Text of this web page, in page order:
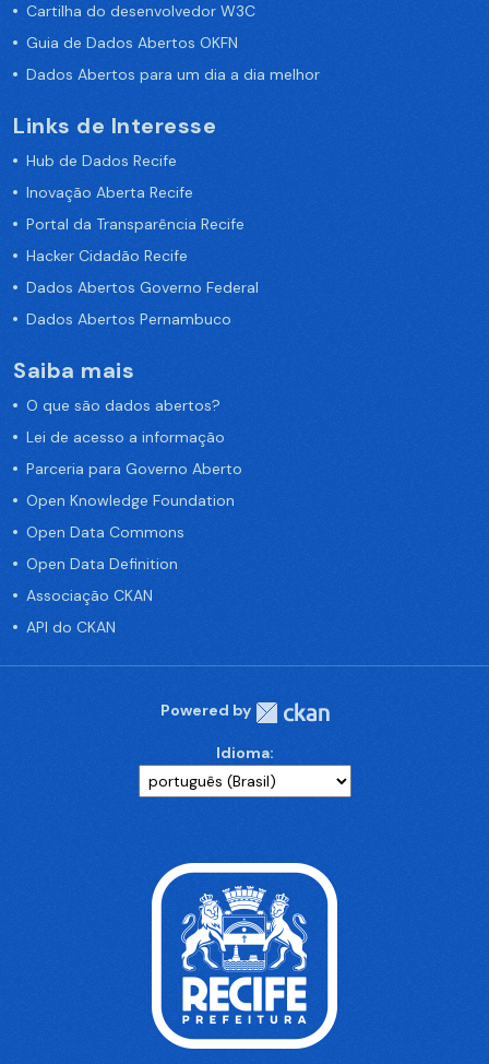
Cartilha do desenvolvedor W3C
Guia de Dados Abertos OKFN
Dados Abertos para um dia a dia melhor
Links de Interesse
Hub de Dados Recife
Inovação Aberta Recife
Portal da Transparência Recife
Hacker Cidadão Recife
Dados Abertos Governo Federal
Dados Abertos Pernambuco
Saiba mais
O que são dados abertos?
Lei de acesso a informação
Parceria para Governo Aberto
Open Knowledge Foundation
Open Data Commons
Open Data Definition
Associação CKAN
API do CKAN
Powered by
Idioma